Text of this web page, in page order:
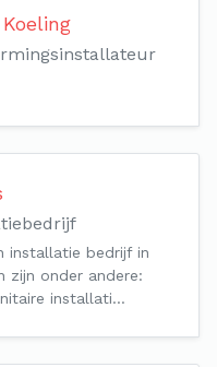
installatie bedrijf in
zijn onder andere:
installati…